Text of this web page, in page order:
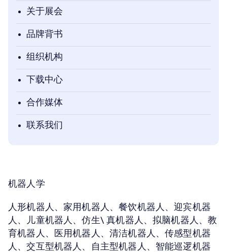
关于展会
品牌背书
组织机构
下载中心
合作媒体
联系我们
机器人学
人形机器人、家用机器人、餐饮机器人、迎宾机器
人、儿童机器人、仿生\ 真机器人、拟脑机器人、教
育机器人、医用机器人、清洁机器人、传感型机器
人、交互型机器人、自主型机器人、智能巡逻机器